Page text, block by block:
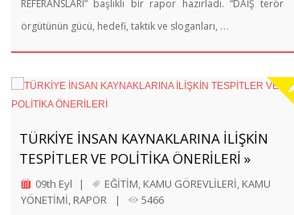
REFERANSLARI” başlıklı bir rapor hazırladı. “DAİŞ terör
örgütünün gücü, hedefi, taktik ve sloganları, …
TÜRKİYE İNSAN KAYNAKLARINA İLİŞKİN
TESPİTLER VE POLİTİKA ÖNERİLERİ »
09th Eyl | EĞİTİM, KAMU GÖREVLİLERİ, KAMU
YÖNETİMİ, RAPOR | 5466